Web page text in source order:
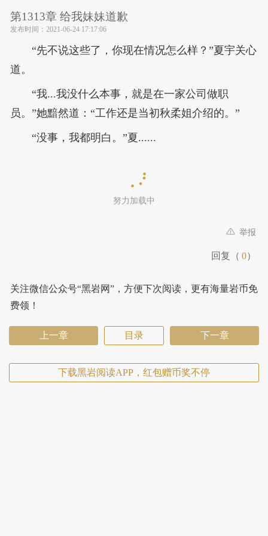
第1313章 给我妹妹道歉
发布时间： 2021-06-24 17:17:06
“先不说这些了，你现在情况怎么样？”夏宇关心
道。
“我...我没什么本事，就是在一家公司做职
员。”她黯然道：“工作还是当初秋柔姐介绍的。”
“没事，我都明白。”夏......
努力加载中
举报
回复（ 0）
关注微信公众号“黑岩网”，方便下次阅读，更有海量岩币免
费领！
上一章 目录 下一章
下载黑岩阅读APP，红包赠币奖不停